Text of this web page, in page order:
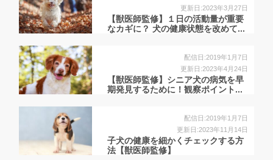
更新日:2023年3月27日
【獣医師監修】１日の活動量が重要
なカギに？ 犬の健康状態を改めて...
配信日:2019年1月7日
更新日:2023年4月24日
【獣医師監修】シニア犬の病気を早
期発見するために！観察ポイント...
配信日:2019年1月7日
更新日:2023年11月14日
子犬の健康を細かくチェックする方
法【獣医師監修】